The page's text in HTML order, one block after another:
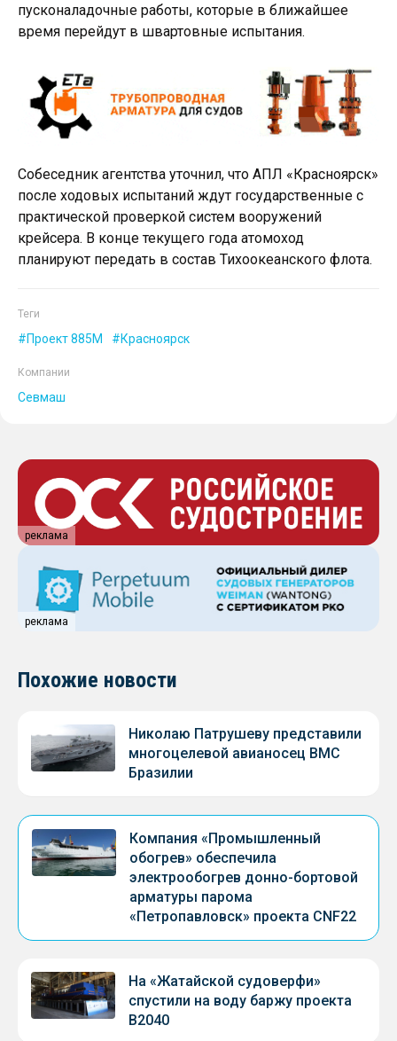
пусконаладочные работы, которые в ближайшее
время перейдут в швартовные испытания.
Собеседник агентства уточнил, что АПЛ «Красноярск»
после ходовых испытаний ждут государственные с
практической проверкой систем вооружений
крейсера. В конце текущего года атомоход
планируют передать в состав Тихоокеанского флота.
Теги
Проект 885М Красноярск
Компании
Севмаш
реклама
реклама
Похожие новости
Николаю Патрушеву представили
многоцелевой авианосец ВМС
Бразилии
Компания «Промышленный
обогрев» обеспечила
электрообогрев донно-бортовой
арматуры парома
«Петропавловск» проекта CNF22
На «Жатайской судоверфи»
спустили на воду баржу проекта
В2040